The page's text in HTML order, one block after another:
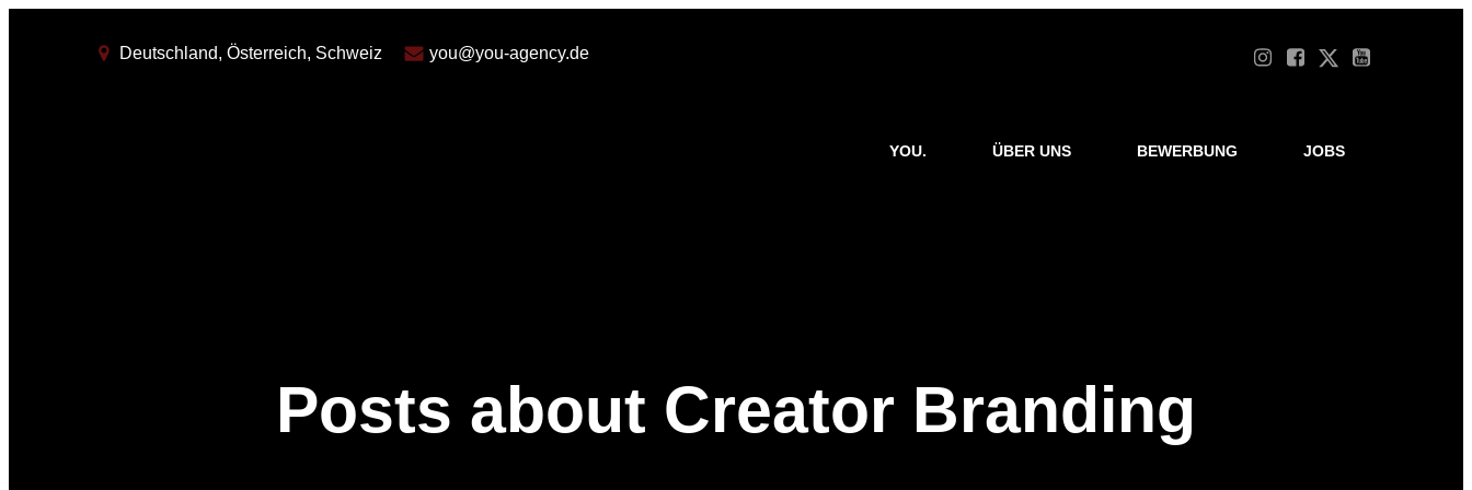
Deutschland, Österreich, Schweiz you@you-agency.de
YOU. ÜBER UNS BEWERBUNG JOBS
Posts about Creator Branding